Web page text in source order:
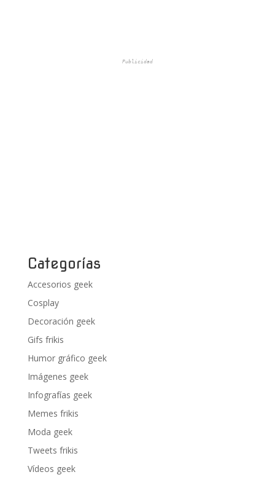
Publicidad
Categorías
Accesorios geek
Cosplay
Decoración geek
Gifs frikis
Humor gráfico geek
Imágenes geek
Infografías geek
Memes frikis
Moda geek
Tweets frikis
Vídeos geek